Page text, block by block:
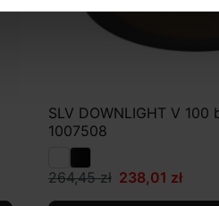
SLV DOWNLIGHT V 100
1007508
264,45 zł 238,01 zł